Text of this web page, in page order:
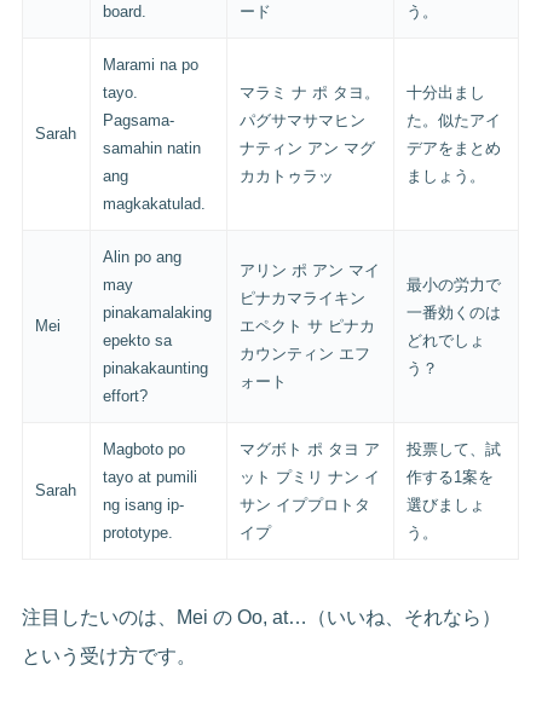
board.
ード
う。
Sarah
Marami na po
tayo.
Pagsama-
samahin natin
ang
magkakatulad.
マラミ ナ ポ タヨ。
パグサマサマヒン
ナティン アン マグ
カカトゥラッ
十分出まし
た。似たアイ
デアをまとめ
ましょう。
Mei
Alin po ang
may
pinakamalaking
epekto sa
pinakakaunting
effort?
アリン ポ アン マイ
ピナカマライキン
エペクト サ ピナカ
カウンティン エフ
ォート
最小の労力で
一番効くのは
どれでしょ
う？
Sarah
Magboto po
tayo at pumili
ng isang ip-
prototype.
マグボト ポ タヨ ア
ット プミリ ナン イ
サン イププロトタ
イプ
投票して、試
作する1案を
選びましょ
う。
注目したいのは、Mei の Oo, at…（いいね、それなら）
という受け方です。